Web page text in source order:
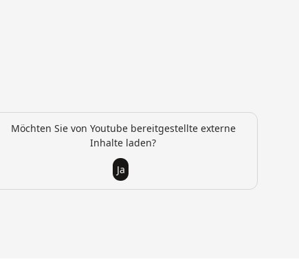
Möchten Sie von Youtube bereitgestellte externe
Inhalte laden?
Ja